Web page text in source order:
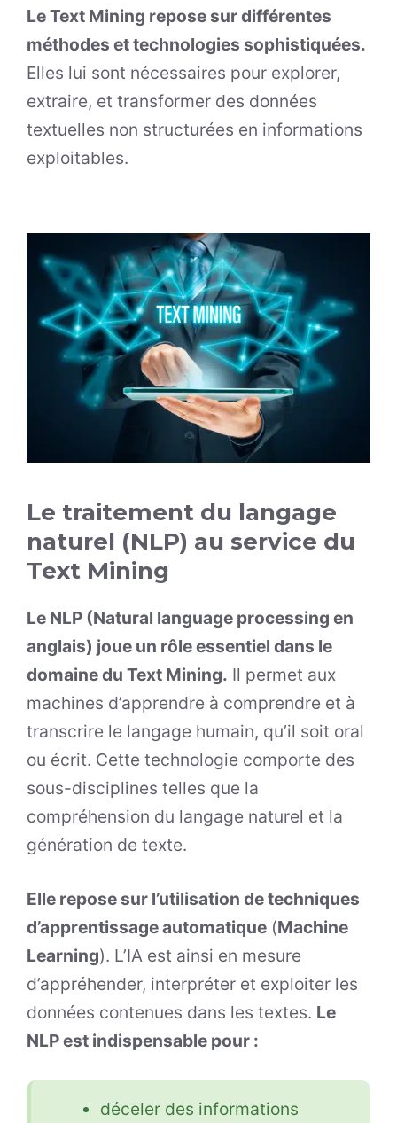
Le Text Mining repose sur différentes
méthodes et technologies sophistiquées.
Elles lui sont nécessaires pour explorer,
extraire, et transformer des données
textuelles non structurées en informations
exploitables.
Le traitement du langage
naturel (NLP) au service du
Text Mining
Le NLP (Natural language processing en
anglais) joue un rôle essentiel dans le
domaine du Text Mining. Il permet aux
machines d’apprendre à comprendre et à
transcrire le langage humain, qu’il soit oral
ou écrit. Cette technologie comporte des
sous-disciplines telles que la
compréhension du langage naturel et la
génération de texte.
Elle repose sur l’utilisation de techniques
d’apprentissage automatique (Machine
Learning). L’IA est ainsi en mesure
d’appréhender, interpréter et exploiter les
données contenues dans les textes. Le
NLP est indispensable pour :
déceler des informations